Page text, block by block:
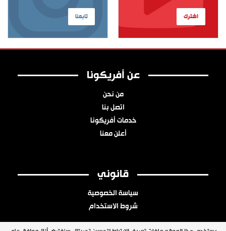
تابعنا اشترك
عن أفريكونا
من نحن
اتصل بنا
خدمات أفريكونا
أعلن معنا
قانوني
سياسة الخصوصية
شروط الاستخدام